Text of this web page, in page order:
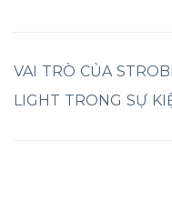
VAI TRÒ CỦA
LIGHT TRONG SỰ